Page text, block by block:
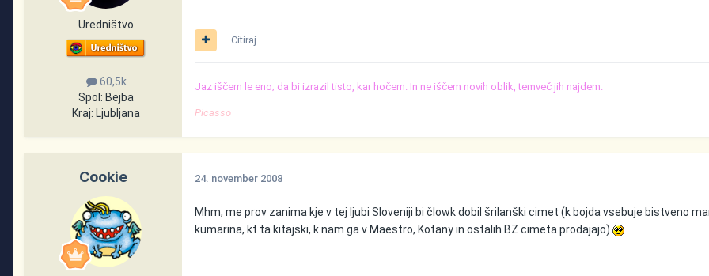
Uredništvo
60,5k
Spol: Bejba
Kraj: Ljubljana
Citiraj
Jaz iščem le eno; da bi izrazil tisto, kar hočem. In ne iščem novih oblik, temveč jih najdem.
Picasso
Cookie 24. november 2008
Mhm, me prov zanima kje v tej ljubi Sloveniji bi člowk dobil šrilanški cimet (k bojda vsebuje bistveno
kumarina, kt ta kitajski, k nam ga v Maestro, Kotany in ostalih BZ cimeta prodajajo)